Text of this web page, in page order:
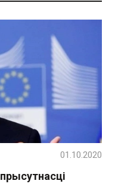
01.10.2020